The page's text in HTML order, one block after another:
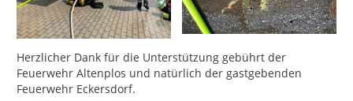
Herzlicher Dank für die Unterstützung gebührt der
Feuerwehr Altenplos und natürlich der gastgebenden
Feuerwehr Eckersdorf.